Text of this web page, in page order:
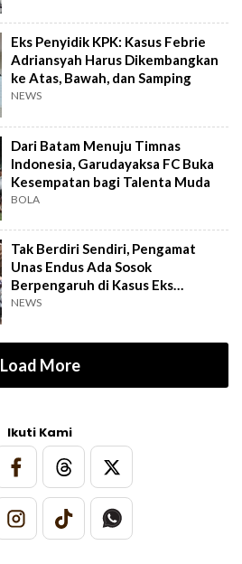
Eks Penyidik KPK: Kasus Febrie
Adriansyah Harus Dikembangkan
ke Atas, Bawah, dan Samping
NEWS
Dari Batam Menuju Timnas
Indonesia, Garudayaksa FC Buka
Kesempatan bagi Talenta Muda
BOLA
Tak Berdiri Sendiri, Pengamat
Unas Endus Ada Sosok
Berpengaruh di Kasus Eks
Jampidsus
NEWS
Load More
Ikuti Kami